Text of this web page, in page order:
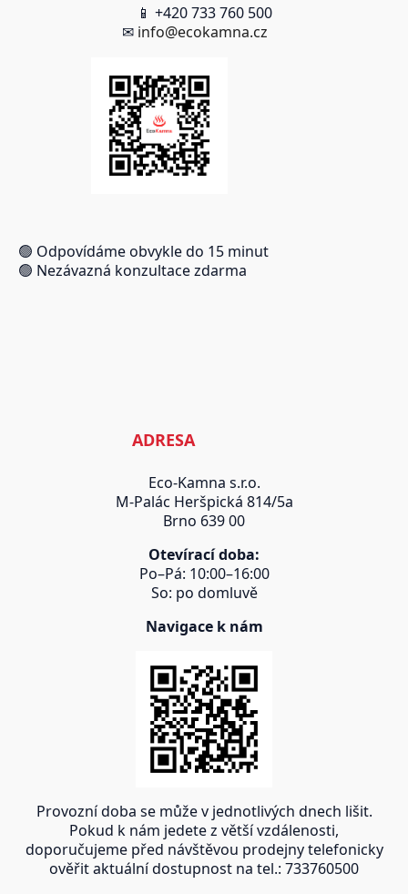
📱 +420 733 760 500
✉ info@ecokamna.cz
🟢 Odpovídáme obvykle do 15 minut
🟢 Nezávazná konzultace zdarma
ADRESA
Eco-Kamna s.r.o.
M-Palác Heršpická 814/5a
Brno 639 00
Otevírací doba:
Po–Pá: 10:00–16:00
So: po domluvě
Navigace k nám
Provozní doba se může v jednotlivých dnech lišit.
Pokud k nám jedete z větší vzdálenosti,
doporučujeme před návštěvou prodejny telefonicky
ověřit aktuální dostupnost na tel.: 733760500